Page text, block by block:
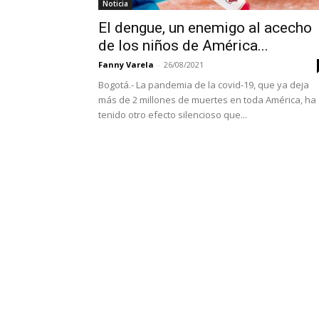
Noticia
El dengue, un enemigo al acecho
de los niños de América...
Fanny Varela - 26/08/2021
Bogotá.- La pandemia de la covid-19, que ya deja
más de 2 millones de muertes en toda América, ha
tenido otro efecto silencioso que...